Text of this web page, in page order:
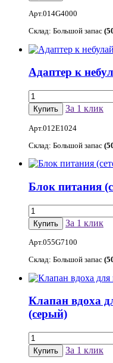
Арт.014G4000
Склад: Большой запас
Адаптер к
За 1 клик
Арт.012E1024
Склад: Большой запас
Блок питания
За 1 клик
Арт.055G7100
Склад: Большой запас
Клапан вдоха
(серый)
За 1 клик